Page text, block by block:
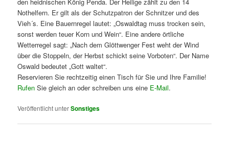
Nothelfern. Er gilt als der Schutzpatron der Schnitzer und des
Vieh´s. Eine Bauernregel lautet: „Oswaldtag muss trocken sein,
sonst werden teuer Korn und Wein“. Eine andere örtliche
Wetterregel sagt: „Nach dem Glöttwenger Fest weht der Wind
über die Stoppeln, der Herbst schickt seine Vorboten“. Der Name
Oswald bedeutet „Gott waltet“.
Reservieren Sie rechtzeitig einen Tisch für Sie und Ihre Familie!
Rufen Sie gleich an oder schreiben uns eine E-Mail.
Veröffentlicht unterSonstiges